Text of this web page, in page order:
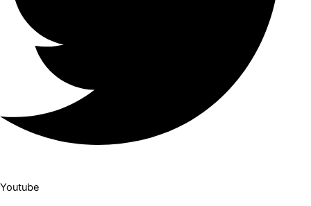
Youtube